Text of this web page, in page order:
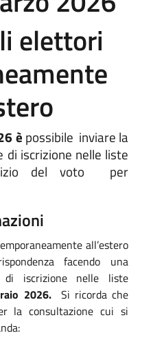
elettori
è possibile inviare la
di iscrizione nelle liste
del voto
per
all’estero
facendo una
di iscrizione nelle liste
2026.Si ricorda che
la consultazione cui si